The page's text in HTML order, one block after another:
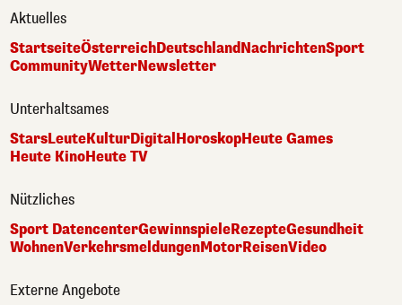
Aktuelles
StartseiteÖsterreichDeutschlandNachrichtenSport
CommunityWetterNewsletter
Unterhaltsames
StarsLeuteKulturDigitalHoroskopHeute Games
Heute KinoHeute TV
Nützliches
Sport DatencenterGewinnspieleRezepteGesundheit
WohnenVerkehrsmeldungenMotorReisenVideo
Externe Angebote